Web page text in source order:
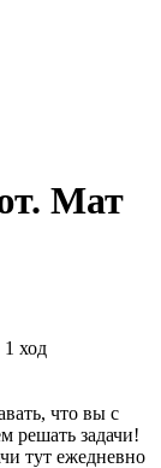
Мат
что вы с
решать задачи!
тут ежедневно